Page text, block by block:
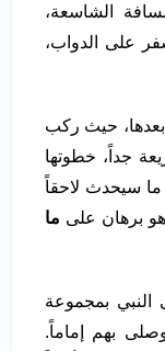
الشاسعة،
على الدواب،
بعدها، حيث ركب
جداً، خطوتها
ما سيحدث لاحقاً
برهان على ما
النبي بمجموعة
بهم إماماً.